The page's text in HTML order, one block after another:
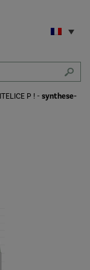
P ! -synthese-